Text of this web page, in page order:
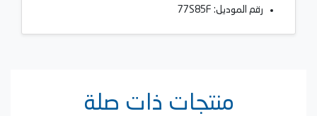
رقم الموديل: 77S85F
منتجات ذات صلة